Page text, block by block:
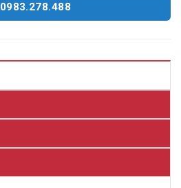
0983.278.488